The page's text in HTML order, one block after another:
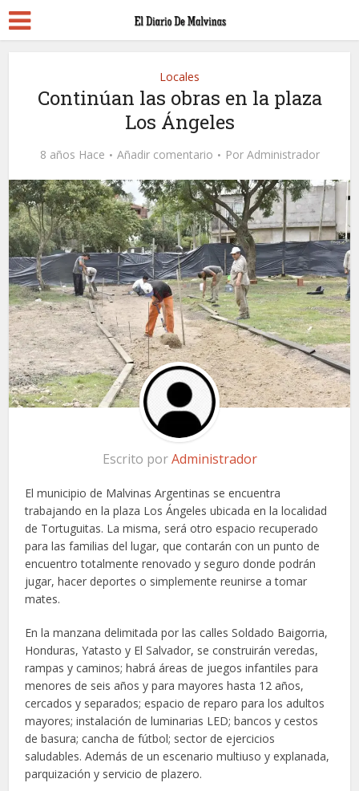
Locales
Continúan las obras en la plaza
Los Ángeles
8 años Hace Añadir comentario Por Administrador
Escrito porAdministrador
El municipio de Malvinas Argentinas se encuentra
trabajando en la plaza Los Ángeles ubicada en la localidad
de Tortuguitas. La misma, será otro espacio recuperado
para las familias del lugar, que contarán con un punto de
encuentro totalmente renovado y seguro donde podrán
jugar, hacer deportes o simplemente reunirse a tomar
mates.
En la manzana delimitada por las calles Soldado Baigorria,
Honduras, Yatasto y El Salvador, se construirán veredas,
rampas y caminos; habrá áreas de juegos infantiles para
menores de seis años y para mayores hasta 12 años,
cercados y separados; espacio de reparo para los adultos
mayores; instalación de luminarias LED; bancos y cestos
de basura; cancha de fútbol; sector de ejercicios
saludables. Además de un escenario multiuso y explanada,
parquización y servicio de plazero.